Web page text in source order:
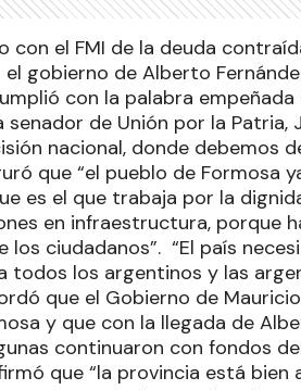
con el FMI de la deuda
gobierno de Alberto
con la palabra empeñada
de Unión por la Patria,
nacional, donde debemos
que “el pueblo de
es el que trabaja por la
en infraestructura, porque
los ciudadanos”. “El país
todos los argentinos y las
que el Gobierno de
y que con la llegada de
continuaron con fondos
que “la provincia está